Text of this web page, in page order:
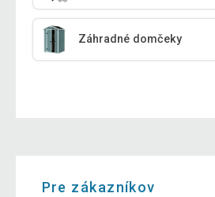
Záhradné domčeky
Pre zákazníkov